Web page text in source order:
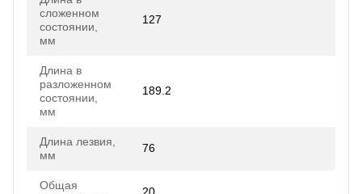
сложенном
состоянии,
мм
127
Длина в
разложенном
состоянии,
мм
189.2
Длина лезвия,
мм
76
Общая
20